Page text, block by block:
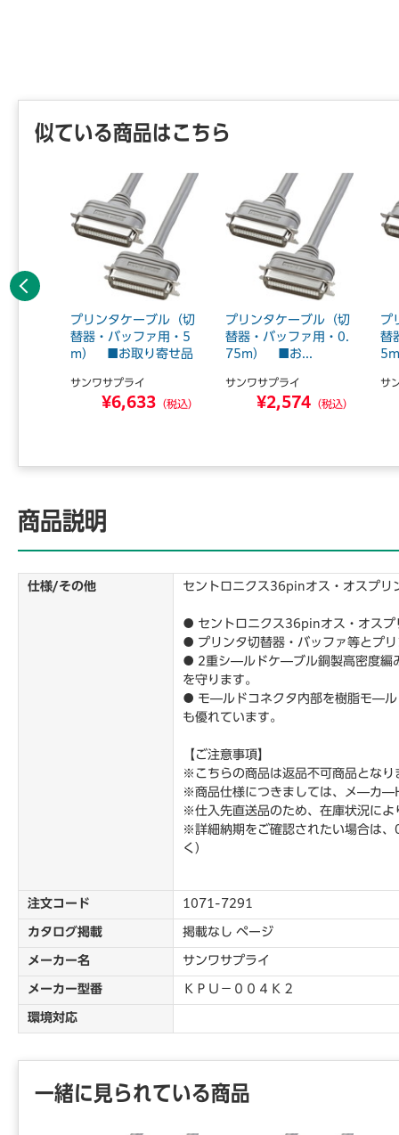
似ている商品はこちら
プリンタケーブル（切
替器・バッファ用・5
m） ■お取り寄せ品
サンワサプライ
¥6,633 （税込）
プリンタケーブル（切
替器・バッファ用・0.
75m） ■お...
サンワサプライ
¥2,574 （税込）
プ
替
サ
前へ
商品説明
仕様/その他 セントロニクス36pinオス・オスプ
● セントロニクス36pinオス・オス
● プリンタ切替器・バッファ等とプ
● 2重シ―ルドケ―ブル銅製高密度編
を守ります。
● モ―ルドコネクタ内部を樹脂モ―ル
も優れています。
【ご注意事項】
※こちらの商品は返品不可商品となり
※商品仕様につきましては、メ―カ
※仕入先直送品のため、在庫状況に
※詳細納期をご確認されたい場合は
く）
注文コード 1071-7291
カタログ掲載 掲載なし ページ
メーカー名 サンワサプライ
メーカー型番 ＫＰＵ－００４Ｋ２
環境対応
一緒に見られている商品